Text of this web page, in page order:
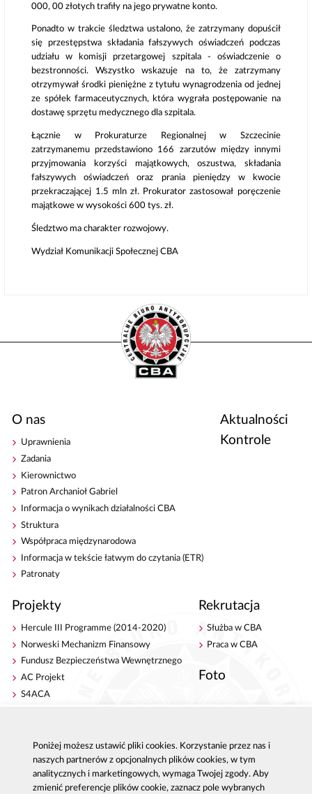
000, 00 złotych trafiły na jego prywatne konto.
Ponadto w trakcie śledztwa ustalono, że zatrzymany dopuścił
się przestępstwa składania fałszywych oświadczeń podczas
udziału w komisji przetargowej szpitala - oświadczenie o
bezstronności. Wszystko wskazuje na to, że zatrzymany
otrzymywał środki pieniężne z tytułu wynagrodzenia od jednej
ze spółek farmaceutycznych, która wygrała postępowanie na
dostawę sprzętu medycznego dla szpitala.
Łącznie w Prokuraturze Regionalnej w Szczecinie
zatrzymanemu przedstawiono 166 zarzutów między innymi
przyjmowania korzyści majątkowych, oszustwa, składania
fałszywych oświadczeń oraz prania pieniędzy w kwocie
przekraczającej 1.5 mln zł. Prokurator zastosował poręczenie
majątkowe w wysokości 600 tys. zł.
Śledztwo ma charakter rozwojowy.
Wydział Komunikacji Społecznej CBA
O nas
Uprawnienia
Zadania
Kierownictwo
Patron Archanioł Gabriel
Informacja o wynikach działalności CBA
Struktura
Współpraca międzynarodowa
Informacja w tekście łatwym do czytania (ETR)
Patronaty
Aktualności
Kontrole
Projekty
Hercule III Programme (2014-2020)
Norweski Mechanizm Finansowy
Fundusz Bezpieczeństwa Wewnętrznego
AC Projekt
S4ACA
Rekrutacja
Służba w CBA
Praca w CBA
Foto
Publikacje
Strategie antykorupcyjne
Platforma e-learningowa
Centrala CBA w Warszawie
Delegatury CBA
Zgłoś korupcję
Poniżej możesz ustawić pliki cookies. Korzystanie przez nas i
naszych partnerów z opcjonalnych plików cookies, w tym
analitycznych i marketingowych, wymaga Twojej zgody. Aby
zmienić preferencje plików cookie, zaznacz pole wybranych